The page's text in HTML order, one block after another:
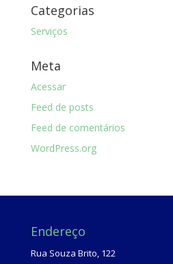
Categorias
Serviços
Meta
Acessar
Feed de posts
Feed de comentários
WordPress.org
Endereço
Rua Souza Brito, 122